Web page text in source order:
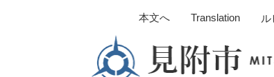
本文へ Translation ル